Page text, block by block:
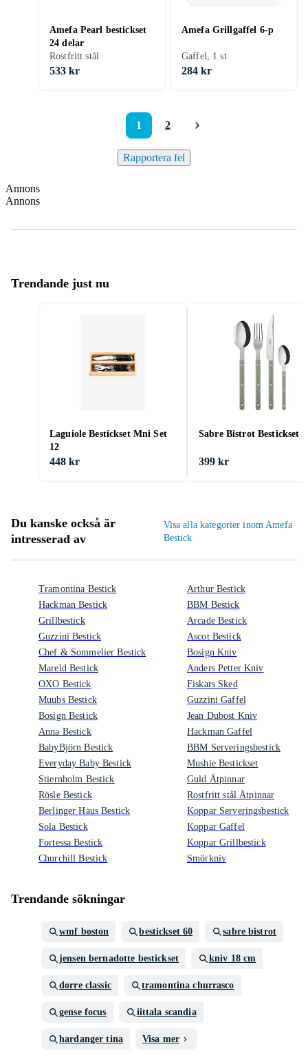
Amefa Pearl bestickset
24 delar
Rostfritt stål
533 kr
Amefa Grillgaffel 6-p
Gaffel, 1 st
284 kr
1 2
Rapportera fel
Annons
Annons
Trendande just nu
Laguiole Bestickset Mni Set
12
448 kr
Sabre Bistrot Bestickset 4
399 kr
Du kanske också är
intresserad av
Visa alla kategorier inom Amefa
Bestick
Tramontina Bestick
Hackman Bestick
Grillbestick
Guzzini Bestick
Chef & Sommelier Bestick
Mareld Bestick
OXO Bestick
Muubs Bestick
Bosign Bestick
Anna Bestick
BabyBjörn Bestick
Everyday Baby Bestick
Stiernholm Bestick
Rösle Bestick
Berlinger Haus Bestick
Sola Bestick
Fortessa Bestick
Churchill Bestick
Arthur Bestick
BBM Bestick
Arcade Bestick
Ascot Bestick
Bosign Kniv
Anders Petter Kniv
Fiskars Sked
Guzzini Gaffel
Jean Dubost Kniv
Hackman Gaffel
BBM Serveringsbestick
Mushie Bestickset
Guld Ätpinnar
Rostfritt stål Ätpinnar
Koppar Serveringsbestick
Koppar Gaffel
Koppar Grillbestick
Smörkniv
Trendande sökningar
wmf boston bestickset 60 sabre bistrot
jensen bernadotte bestickset kniv 18 cm
dorre classic tramontina churrasco
gense focus iittala scandia
hardanger tina Visa mer